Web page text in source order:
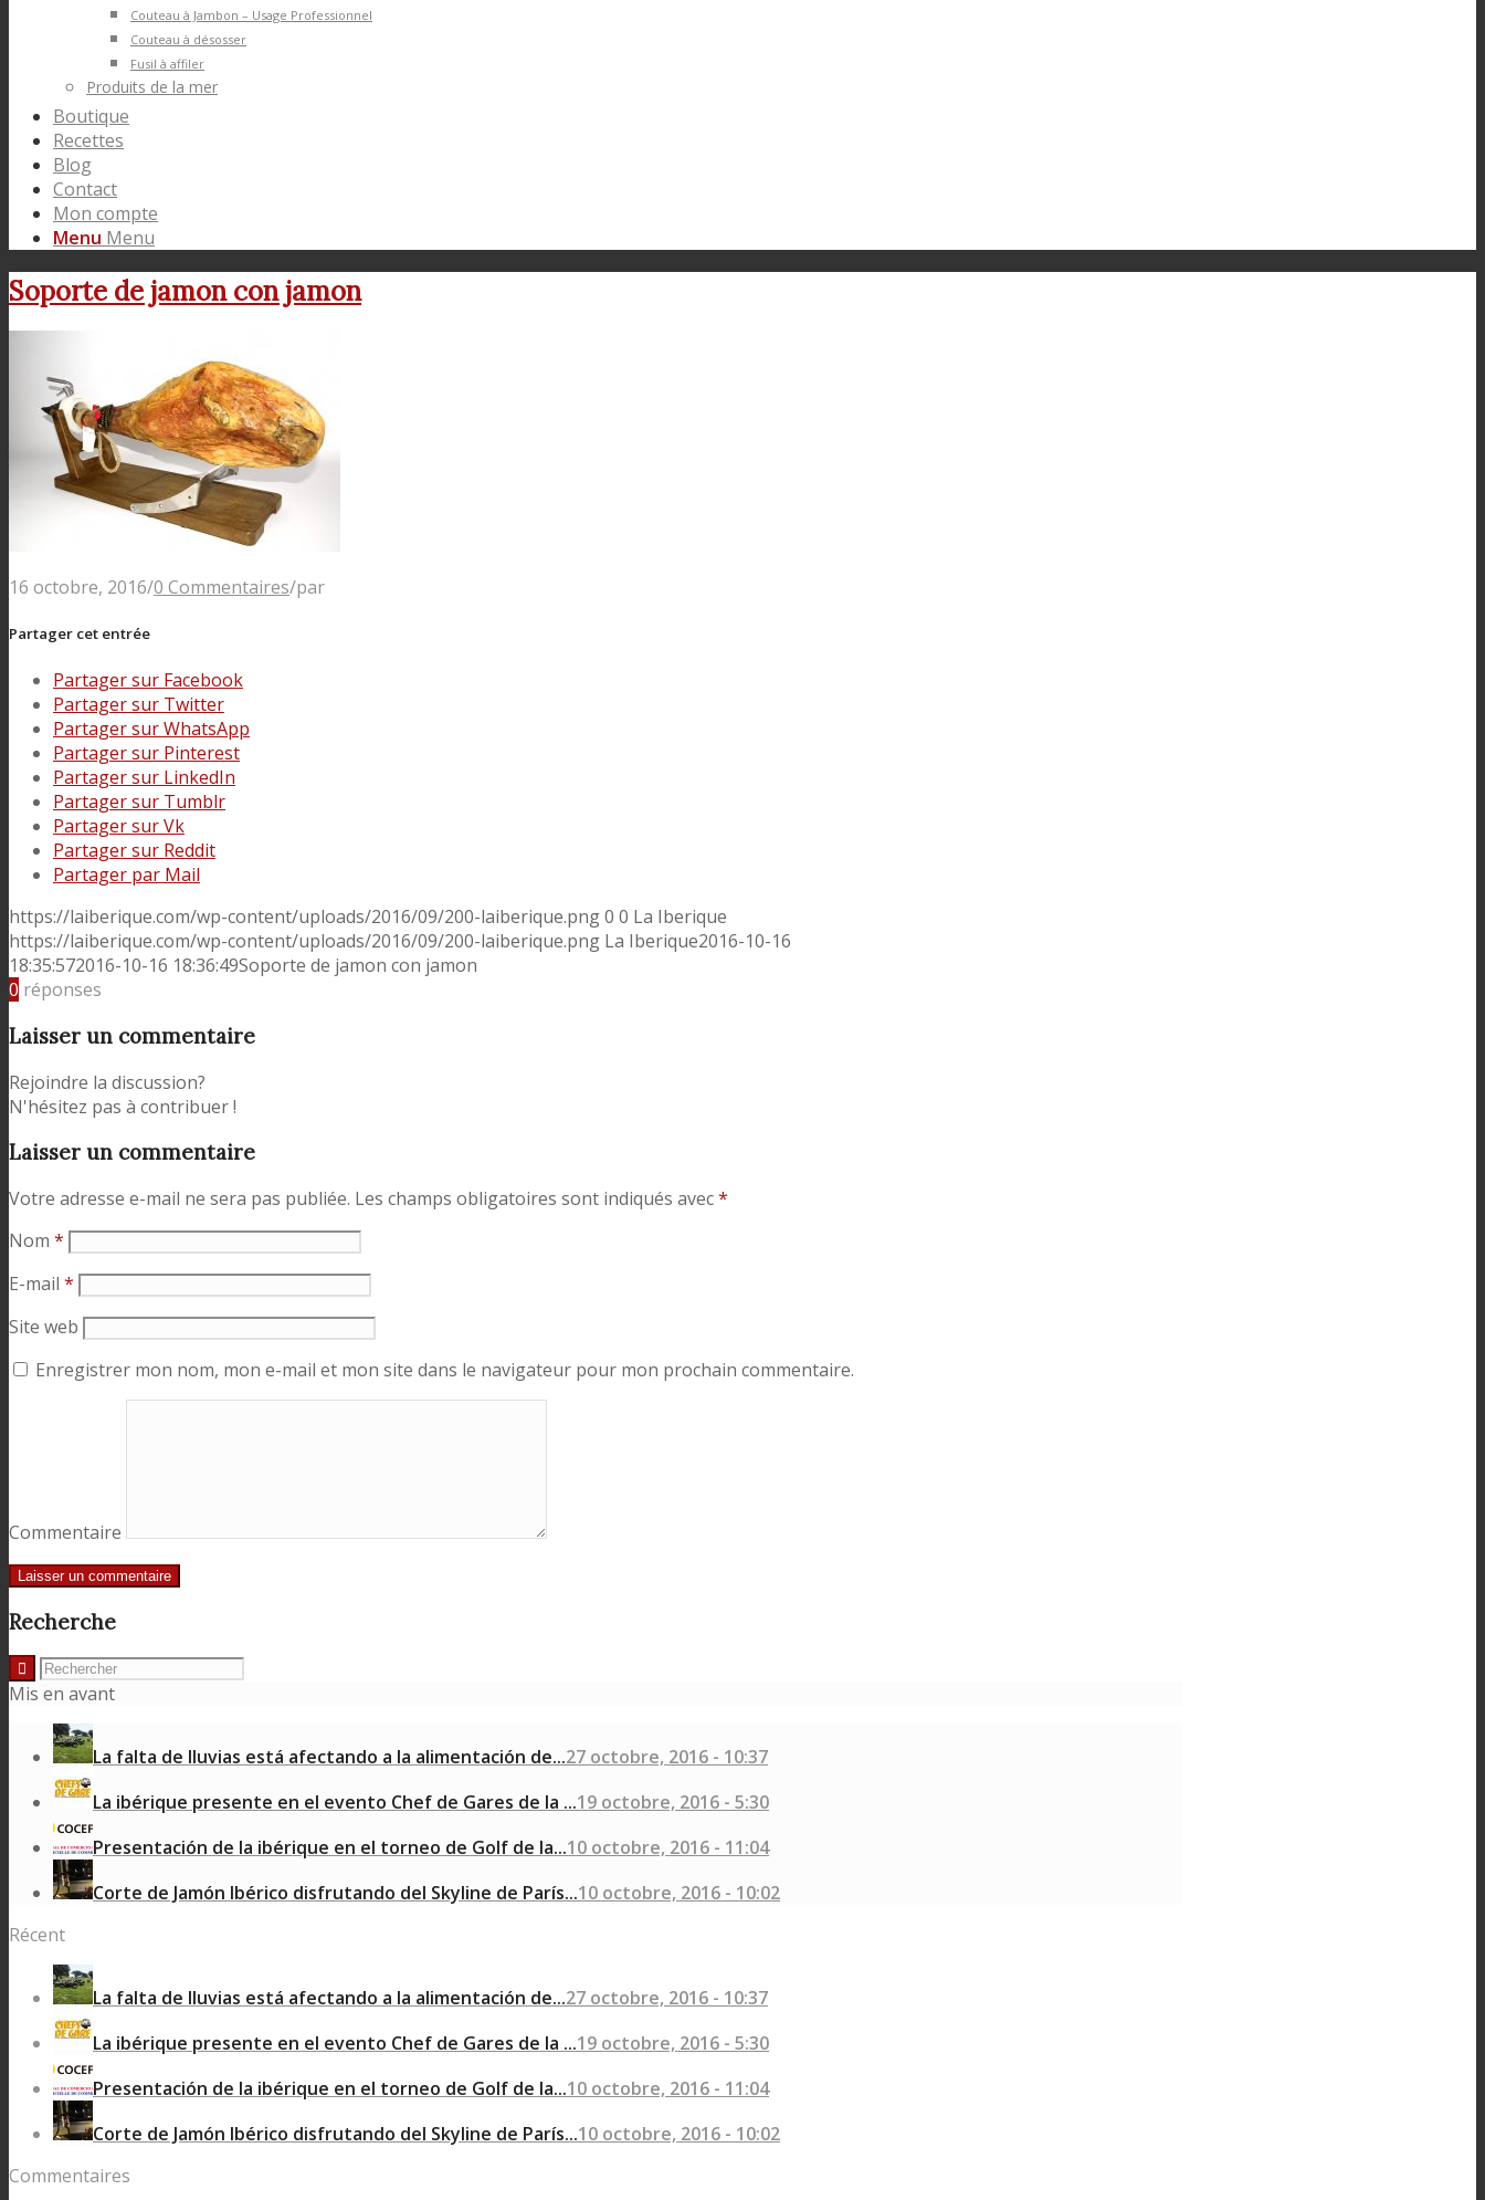
Couteau à Jambon – Usage Professionnel
Couteau à désosser
Fusil à affiler
Produits de la mer
Boutique
Recettes
Blog
Contact
Mon compte
Menu Menu
Soporte de jamon con jamon
16 octobre, 2016/0 Commentaires/par
Partager cet entrée
Partager sur Facebook
Partager sur Twitter
Partager sur WhatsApp
Partager sur Pinterest
Partager sur LinkedIn
Partager sur Tumblr
Partager sur Vk
Partager sur Reddit
Partager par Mail
https://laiberique.com/wp-content/uploads/2016/09/200-laiberique.png0 0 La Iberique
https://laiberique.com/wp-content/uploads/2016/09/200-laiberique.png La Iberique2016-10-16
18:35:572016-10-16 18:36:49Soporte de jamon con jamon
0 réponses
Laisser un commentaire
Rejoindre la discussion?
N'hésitez pas à contribuer !
Laisser un commentaire
Votre adresse e-mail ne sera pas publiée. Les champs obligatoires sont indiqués avec*
Nom *
E-mail *
Site web
Enregistrer mon nom, mon e-mail et mon site dans le navigateur pour mon prochain commentaire.
Commentaire
Recherche
Mis en avant
La falta de lluvias está afectando a la alimentación de...27 octobre, 2016 - 10:37
La ibérique presente en el evento Chef de Gares de la ...19 octobre, 2016 - 5:30
Presentación de la ibérique en el torneo de Golf de la...10 octobre, 2016 - 11:04
Corte de Jamón Ibérico disfrutando del Skyline de París...10 octobre, 2016 - 10:02
Récent
La falta de lluvias está afectando a la alimentación de...27 octobre, 2016 - 10:37
La ibérique presente en el evento Chef de Gares de la ...19 octobre, 2016 - 5:30
Presentación de la ibérique en el torneo de Golf de la...10 octobre, 2016 - 11:04
Corte de Jamón Ibérico disfrutando del Skyline de París...10 octobre, 2016 - 10:02
Commentaires